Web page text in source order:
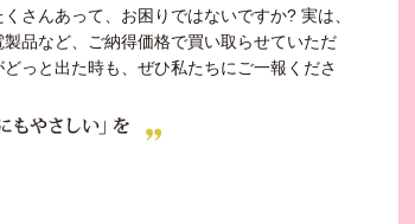
さんあって、お困りではないですか? 実は、
品など、ご納得価格で買い取らせていただ
っと出た時も、ぜひ私たちにご一報くださ